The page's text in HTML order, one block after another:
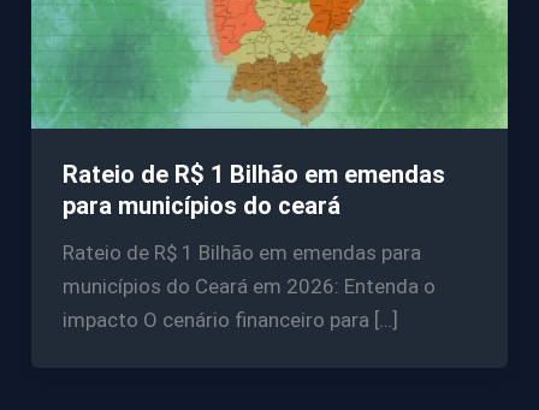
Rateio de R$ 1 Bilhão em emendas
para municípios do ceará
Rateio de R$ 1 Bilhão em emendas para
municípios do Ceará em 2026: Entenda o
impacto O cenário financeiro para […]